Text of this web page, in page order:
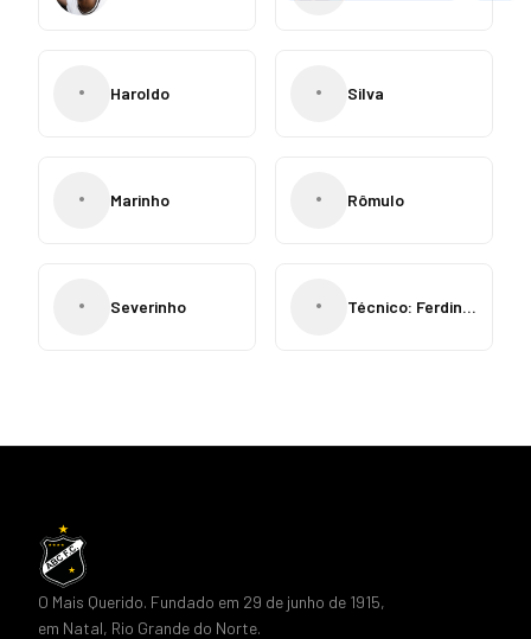
• Haroldo • Silva
• Marinho • Rômulo
• Severinho • Técnico: Ferdinando Teixeira
O Mais Querido. Fundado em 29 de junho de 1915,
em Natal, Rio Grande do Norte.